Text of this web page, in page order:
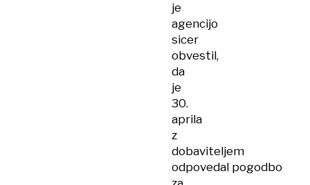
je
agencijo
sicer
obvestil,
da
je
30.
aprila
z
dobaviteljem
odpovedal pogodbo